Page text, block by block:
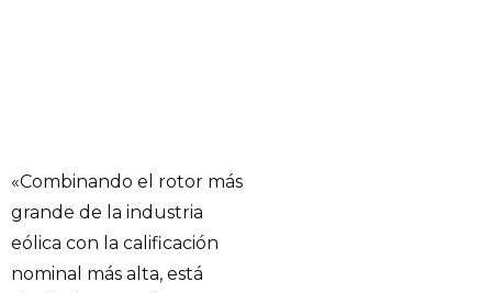
«Combinando el rotor más
grande de la industria
eólica con la calificación
nominal más alta, está